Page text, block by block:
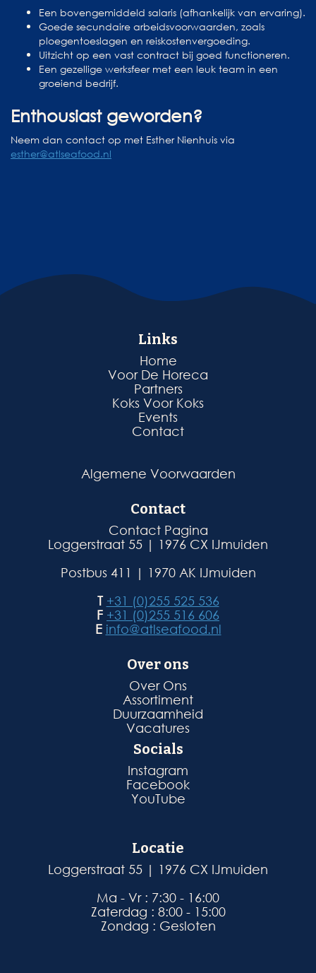
Een bovengemiddeld salaris (afhankelijk van ervaring).
Goede secundaire arbeidsvoorwaarden, zoals
ploegentoeslagen en reiskostenvergoeding.
Uitzicht op een vast contract bij goed functioneren.
Een gezellige werksfeer met een leuk team in een
groeiend bedrijf.
Enthousiast geworden?
Neem dan contact op met Esther Nienhuis via
esther@atlseafood.nl
Links
Home
Voor De Horeca
Partners
Koks Voor Koks
Events
Contact
Algemene Voorwaarden
Contact
Contact Pagina
Loggerstraat 55 | 1976 CX IJmuiden
Postbus 411 | 1970 AK IJmuiden
T +31 (0)255 525 536
F +31 (0)255 516 606
E info@atlseafood.nl
Over ons
Over Ons
Assortiment
Duurzaamheid
Vacatures
Socials
Instagram
Facebook
YouTube
Locatie
Loggerstraat 55 | 1976 CX IJmuiden
Ma - Vr : 7:30 - 16:00
Zaterdag : 8:00 - 15:00
Zondag : Gesloten